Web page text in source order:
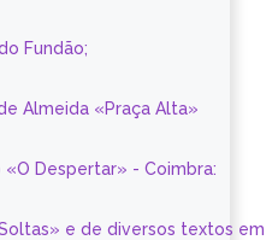
Fundão;
Almeida «Praça Alta»
Despertar» - Coimbra:
e de diversos textos em